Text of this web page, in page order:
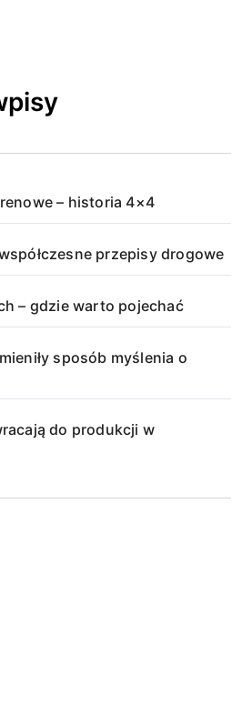
– historia 4×4
przepisy drogowe
– gdzie warto pojechać
sposób myślenia o
do produkcji w